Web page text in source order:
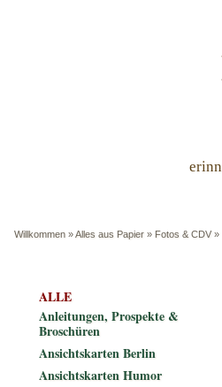
Willkommen »Alles aus Papier » Fotos & CDV »
ALLE
Anleitungen, Prospekte &
Broschüren
Ansichtskarten Berlin
Ansichtskarten Humor